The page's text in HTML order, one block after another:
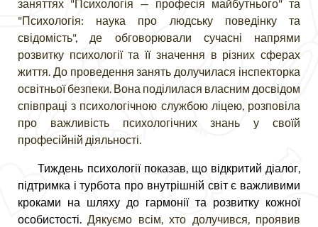
заняттях "Психологія — професія майбутнього" та
"Психологія: наука про людську поведінку та
свідомість", де обговорювали сучасні напрями
розвитку психології та її значення в різних сферах
життя. До проведення занять долучилася інспекторка
освітньої безпеки. Вона поділилася власним досвідом
співпраці з психологічною службою ліцею, розповіла
про важливість психологічних знань у своїй
професійній діяльності.
Тиждень психології показав, що відкритий діалог,
підтримка і турбота про внутрішній світ є важливими
кроками на шляху до гармонії та розвитку кожної
особистості.Дякуємо всім, хто долучився, проявив